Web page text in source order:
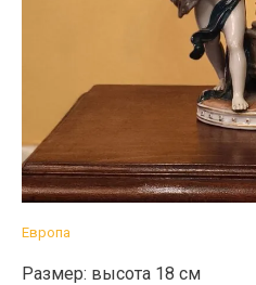
Европа
Размер: высота 18 см